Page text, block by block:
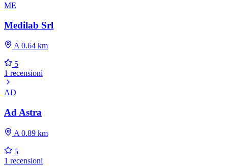
ME
Medilab Srl
A 0.64 km
5
1 recensioni
AD
Ad Astra
A 0.89 km
5
1 recensioni